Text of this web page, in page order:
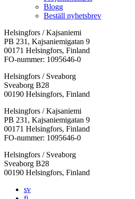
Blogg
Beställ nyhetsbrev
Helsingfors / Kajsaniemi
PB 231, Kajsaniemigatan 9
00171 Helsingfors, Finland
FO-nummer: 1095646-0
Helsingfors / Sveaborg
Sveaborg B28
00190 Helsingfors, Finland
Facebook:
Öppnas
i
en
flik
Instagram:
Öppnas
i
en
flik
TikTok:
Öppnas
i
en
flik
Youtube:
Öppnas
i
en
flik
Vimeo:
Öppnas
i
en
flik
Helsingfors / Kajsaniemi
PB 231, Kajsaniemigatan 9
00171 Helsingfors, Finland
FO-nummer: 1095646-0
Helsingfors / Sveaborg
Sveaborg B28
00190 Helsingfors, Finland
sv